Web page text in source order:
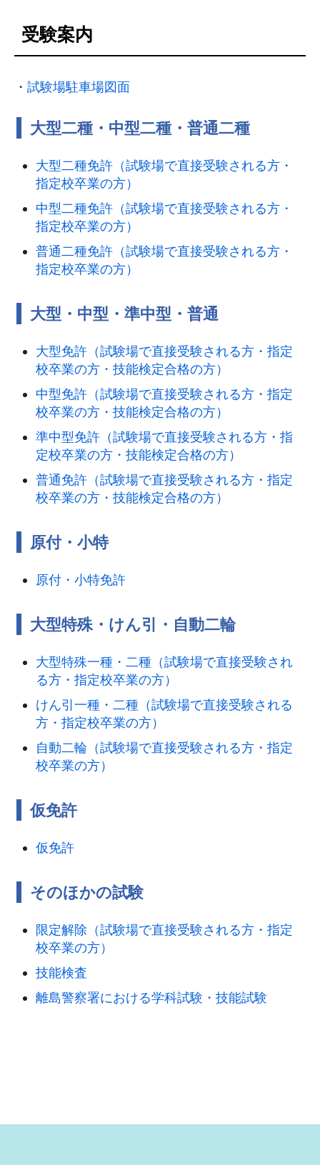
受験案内
・ 試験場駐車場図面
大型二種・中型二種・普通二種
大型二種免許（試験場で直接受験される方・
指定校卒業の方）
中型二種免許（試験場で直接受験される方・
指定校卒業の方）
普通二種免許（試験場で直接受験される方・
指定校卒業の方）
大型・中型・準中型・普通
大型免許（試験場で直接受験される方・指定
校卒業の方・技能検定合格の方）
中型免許（試験場で直接受験される方・指定
校卒業の方・技能検定合格の方）
準中型免許（試験場で直接受験される方・指
定校卒業の方・技能検定合格の方）
普通免許（試験場で直接受験される方・指定
校卒業の方・技能検定合格の方）
原付・小特
原付・小特免許
大型特殊・けん引・自動二輪
大型特殊一種・二種（試験場で直接受験され
る方・指定校卒業の方）
けん引一種・二種（試験場で直接受験される
方・指定校卒業の方）
自動二輪（試験場で直接受験される方・指定
校卒業の方）
仮免許
仮免許
そのほかの試験
限定解除（試験場で直接受験される方・指定
校卒業の方）
技能検査
離島警察署における学科試験・技能試験